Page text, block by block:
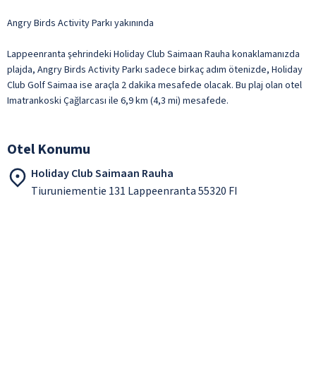
Angry Birds Activity Parkı yakınında
Lappeenranta şehrindeki Holiday Club Saimaan Rauha konaklamanızda
plajda, Angry Birds Activity Parkı sadece birkaç adım ötenizde, Holiday
Club Golf Saimaa ise araçla 2 dakika mesafede olacak. Bu plaj olan otel
Imatrankoski Çağlarcası ile 6,9 km (4,3 mi) mesafede.
Otel Konumu
Holiday Club Saimaan Rauha
Tiuruniementie 131 Lappeenranta 55320 FI